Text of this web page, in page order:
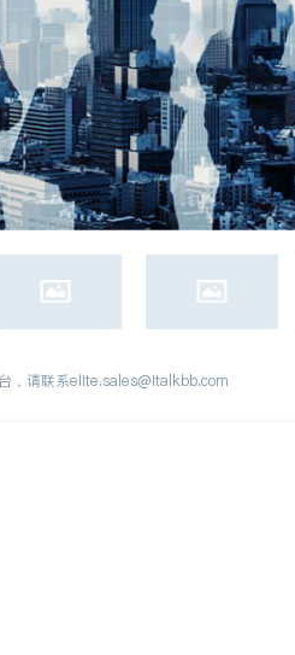
，请联系elite.sales@italkbb.com